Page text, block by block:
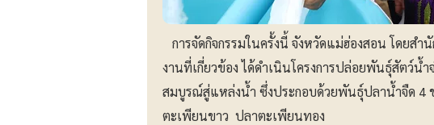
การจัดกิจกรรมในครั้งนี้ จังหวัดแม่ฮ่องสอน โดยส
งานที่เกี่ยวข้อง ได้ดำเนินโครงการปล่อยพันธุ์สัตว์น้
สมบูรณ์สู่แหล่งน้ำ ซึ่งประกอบด้วยพันธุ์ปลาน้ำจืด 4
ตะเพียนขาว ปลาตะเพียนทอง